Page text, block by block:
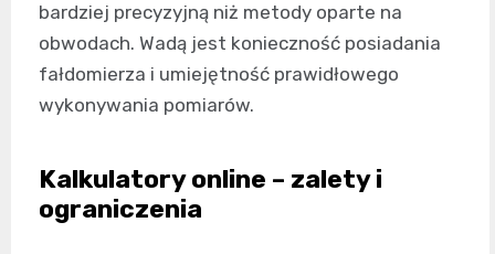
bardziej precyzyjną niż metody oparte na
obwodach. Wadą jest konieczność posiadania
fałdomierza i umiejętność prawidłowego
wykonywania pomiarów.
Kalkulatory online – zalety i
ograniczenia